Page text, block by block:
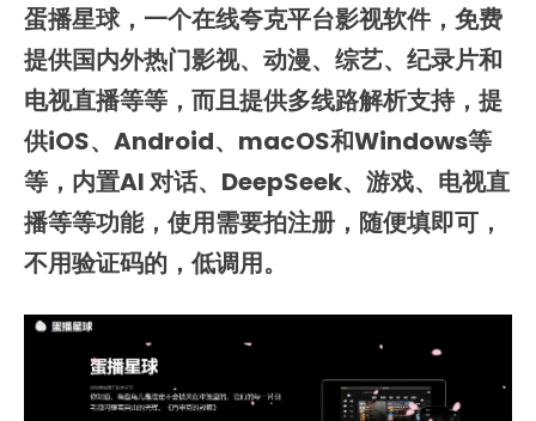
蛋播星球，一个在线夸克平台影视软件，免费
提供国内外热门影视、动漫、综艺、纪录片和
电视直播等等，而且提供多线路解析支持，提
供iOS、Android、macOS和Windows等
等，内置AI 对话、DeepSeek、游戏、电视直
播等等功能，使用需要拍注册，随便填即可，
不用验证码的，低调用。